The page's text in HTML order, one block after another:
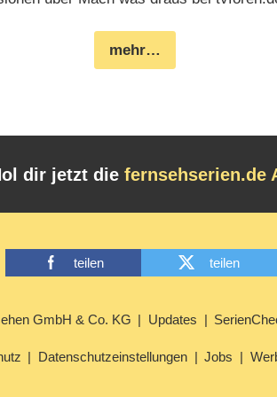
mehr…
dir jetzt die fernsehserien.de
teilen teilen
GmbH & Co. KG Updates
Datenschutzeinstellungen Jobs